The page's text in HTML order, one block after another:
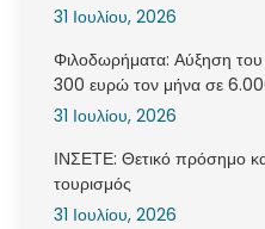
31 Ιουλίου, 2026
Φιλοδωρήματα: Αύξηση
300 ευρώ τον μήνα σε
31 Ιουλίου, 2026
ΙΝΣΕΤΕ: Θετικό πρόσημο
τουρισμός
31 Ιουλίου, 2026